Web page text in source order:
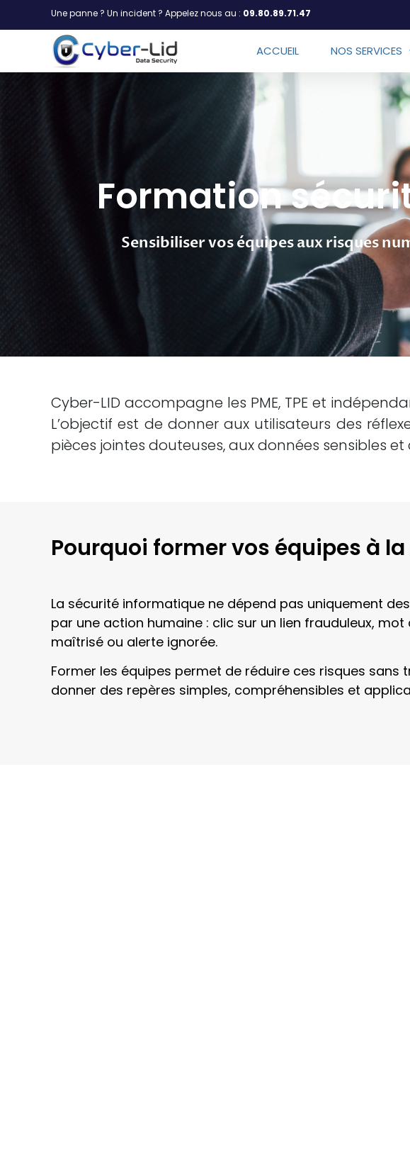
Une panne ? Un incident ? Appelez nous au : 09.80.89.71.47
ACCUEIL NOS SERVICES
Formation
Sensibiliser vos équipes aux risques
Cyber-LID accompagne les PME, TPE et
L’objectif est de donner aux utilisateurs des
pièces jointes douteuses, aux données sensibles
Pourquoi former vos équipes à
La sécurité informatique ne dépend pas uniquement
par une action humaine : clic sur un lien frauduleux,
maîtrisé ou alerte ignorée.
Former les équipes permet de réduire ces risques
donner des repères simples, compréhensibles et